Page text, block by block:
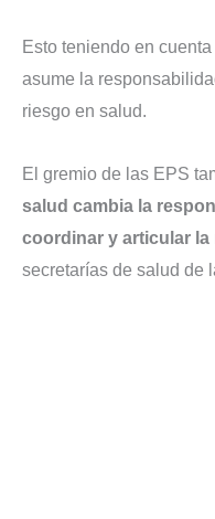
Esto teniendo en
asume la
riesgo en salud.
El gremio de las EPS
salud cambia la
coordinar y articular
secretarías de salud de